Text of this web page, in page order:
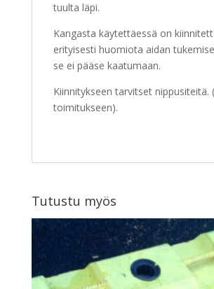
tuulta läpi.
Kangasta käytettäessä on
erityisesti huomiota aidan
se ei pääse kaatumaan.
Kiinnitykseen tarvitset nippusiteitä.
toimitukseen).
Tutustu myös